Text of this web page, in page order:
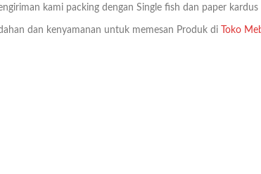
kami packing dengan Single fish dan paper
dan kenyamanan untuk memesan Produk di Toko